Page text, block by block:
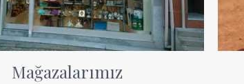
Mağazalarımız